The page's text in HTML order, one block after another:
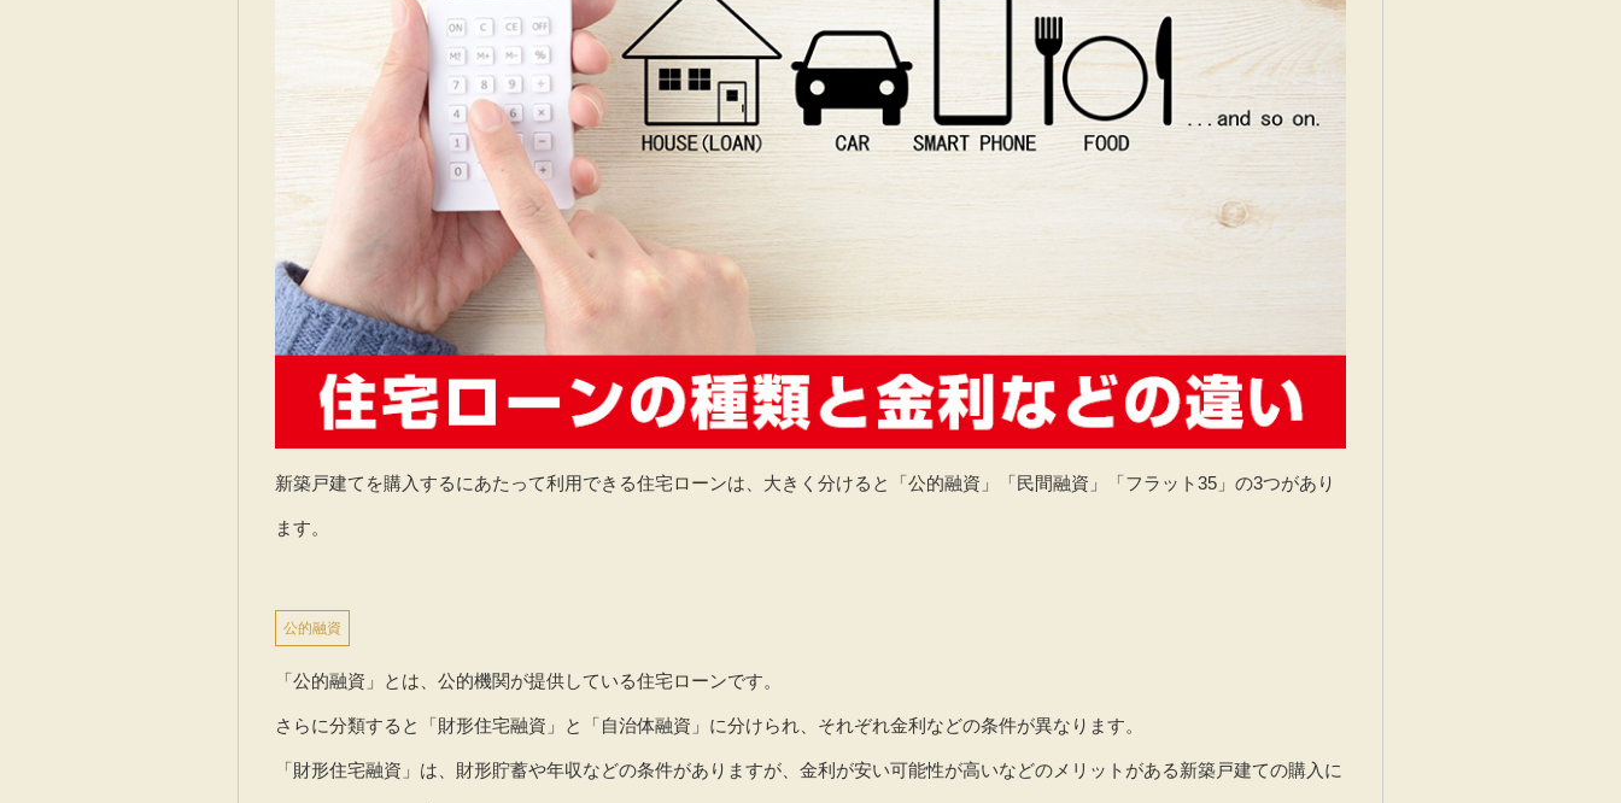
新築戸建てを購入するにあたって利用できる住宅ローンは、大きく分けると「公的融資」「民間融資」「フラット35」の3つがあり
ます。
公的融資
「公的融資」とは、公的機関が提供している住宅ローンです。
さらに分類すると「財形住宅融資」と「自治体融資」に分けられ、それぞれ金利などの条件が異なります。
「財形住宅融資」は、財形貯蓄や年収などの条件がありますが、金利が安い可能性が高いなどのメリットがある新築戸建ての購入に